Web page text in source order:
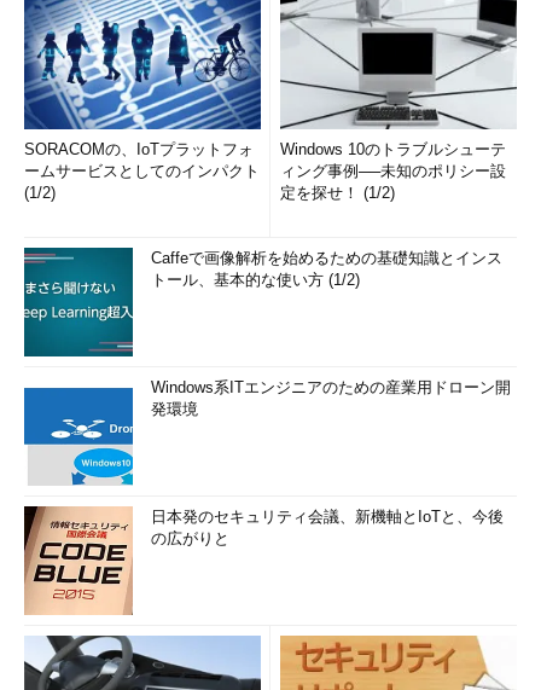
SORACOMの、IoTプラットフォ
ームサービスとしてのインパクト
(1/2)
Windows 10のトラブルシューテ
ィング事例──未知のポリシー設
定を探せ！ (1/2)
Caffeで画像解析を始めるための基礎知識とインス
トール、基本的な使い方 (1/2)
Windows系ITエンジニアのための産業用ドローン開
発環境
日本発のセキュリティ会議、新機軸とIoTと、今後
の広がりと